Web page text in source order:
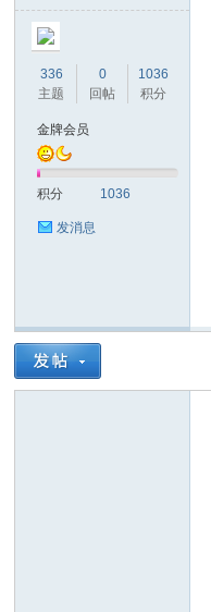
uz!
336
主题
0
回帖
1036
积分
金牌会员
积分 1036
发消息